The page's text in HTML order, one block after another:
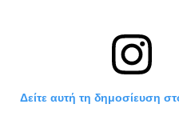
Δείτε αυτή τη δημοσίευση